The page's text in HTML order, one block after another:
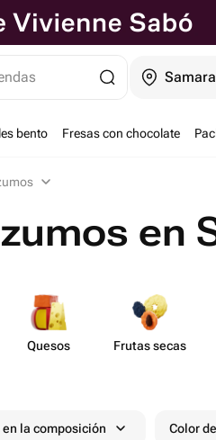
Samara
bento Fresas con chocolate
en
Quesos Frutas secas
en la composición Color